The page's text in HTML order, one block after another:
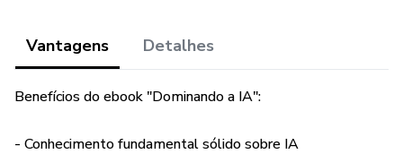
habilidades de IA, desde a criação de conteúdo até a
lucrando com IA hoje
Vantagens Detalhes
Benefícios do ebook "Dominando a IA":
- Conhecimento fundamental sólido sobre IA